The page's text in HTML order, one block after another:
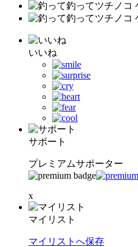
いいね
サポート
プレミアムサポーター
x
マイリスト
マイリストへ保存